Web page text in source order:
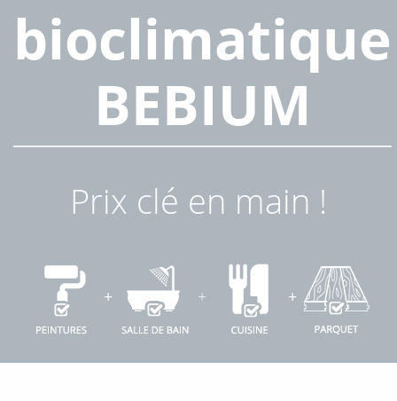
bioclimatique
BEBIUM
Prix clé en main !
+ + +